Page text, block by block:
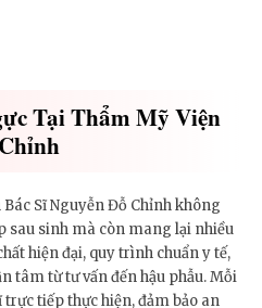
Tại Thẩm Mỹ Viện
Sĩ Nguyễn Đỗ Chỉnh không
sau sinh mà còn mang lại nhiều
hiện đại, quy trình chuẩn y tế,
tâm từ tư vấn đến hậu phẫu. Mỗi
tiếp thực hiện, đảm bảo an